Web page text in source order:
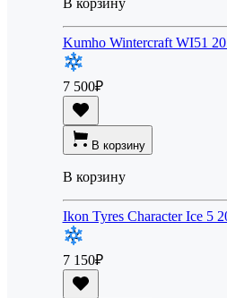
Kumho Wintercraft WI51
7 500₽
В корзину
В корзину
Ikon Tyres Character Ice 5
7 150₽